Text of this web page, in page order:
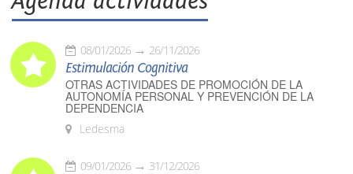
08/01/2026 26/11/2026
Estimulación Cognitiva
OTRAS ACTIVIDADES DE PROMOCIÓN DE LA
AUTONOMÍA PERSONAL Y PREVENCIÓN DE LA
DEPENDENCIA
Ledesma
09/01/2026 31/12/2026